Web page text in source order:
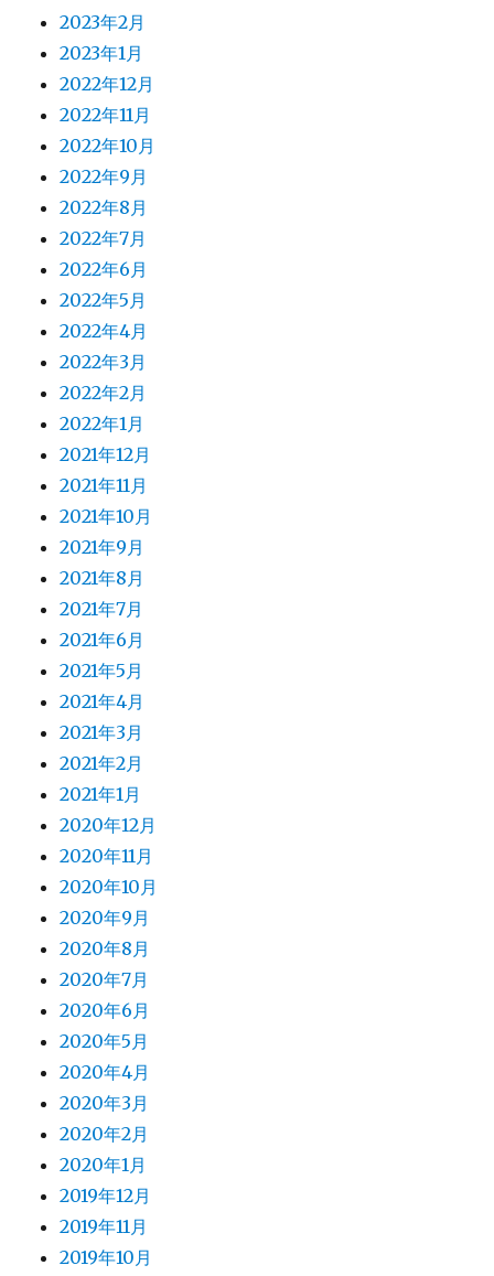
2023年2月
2023年1月
2022年12月
2022年11月
2022年10月
2022年9月
2022年8月
2022年7月
2022年6月
2022年5月
2022年4月
2022年3月
2022年2月
2022年1月
2021年12月
2021年11月
2021年10月
2021年9月
2021年8月
2021年7月
2021年6月
2021年5月
2021年4月
2021年3月
2021年2月
2021年1月
2020年12月
2020年11月
2020年10月
2020年9月
2020年8月
2020年7月
2020年6月
2020年5月
2020年4月
2020年3月
2020年2月
2020年1月
2019年12月
2019年11月
2019年10月